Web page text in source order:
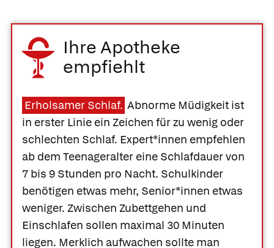
Ihre Apotheke
empfiehlt
Erholsamer Schlaf. Abnorme Müdigkeit ist
in erster Linie ein Zeichen für zu wenig oder
schlechten Schlaf. Expert*innen empfehlen
ab dem Teenageralter eine Schlafdauer von
7 bis 9 Stunden pro Nacht. Schulkinder
benötigen etwas mehr, Senior*innen etwas
weniger. Zwischen Zubettgehen und
Einschlafen sollen maximal 30 Minuten
liegen. Merklich aufwachen sollte man